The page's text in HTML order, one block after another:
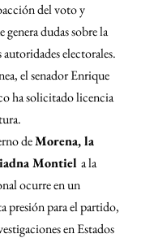
del voto y
dudas sobre la
electorales.
el senador Enrique
ha solicitado licencia
de Morena, la
Montiel a la
ocurre en un
presión para el partido,
en Estados